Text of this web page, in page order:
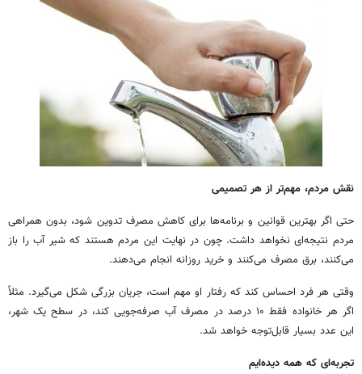
نقش مردم، مهم‌تر از هر تصمیمی
حتی اگر بهترین قوانین و برنامه‌ها برای کاهش مصرف تدوین شود، بدون همراهی
مردم نتیجه‌ای نخواهد داشت. چون در نهایت این مردم هستند که شیر آب را باز
می‌کنند، برق مصرف می‌کنند و خرید روزانه انجام می‌دهند.
وقتی هر فرد احساس کند که رفتار او مهم است، جریان بزرگی شکل می‌گیرد. مثلاً
اگر هر خانواده فقط ۱۰ درصد در مصرف آب صرفه‌جویی کند، در سطح یک شهر،
این عدد بسیار قابل‌توجه خواهد شد.
تجربه‌ای که همه دیده‌ایم